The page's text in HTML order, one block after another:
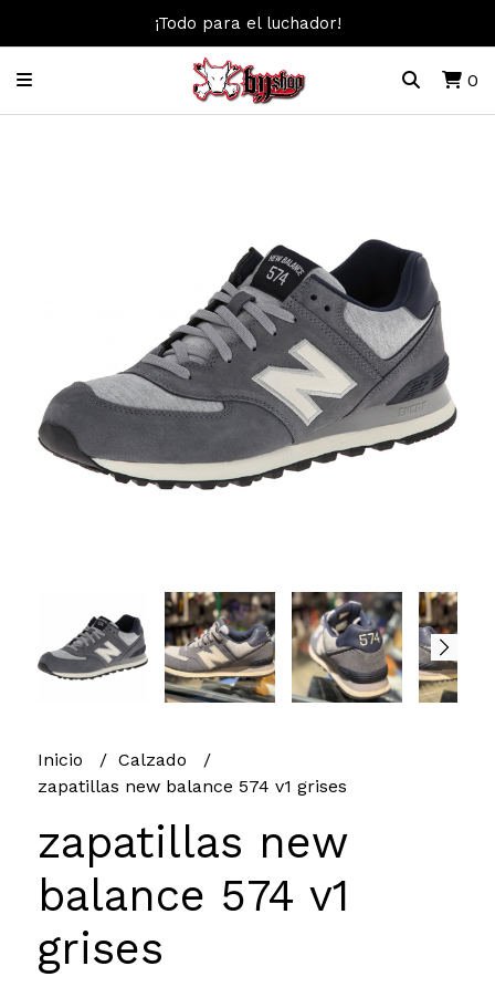
¡Todo para el luchador!
0
Inicio
Calzado
zapatillas new balance 574 v1 grises
zapatillas new
balance 574 v1
grises